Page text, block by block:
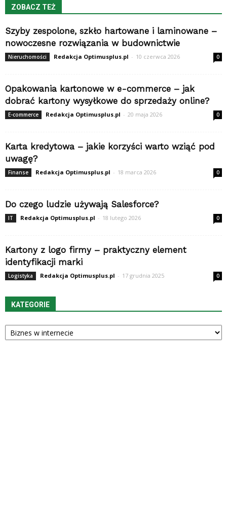
ZOBACZ TEŻ
Szyby zespolone, szkło hartowane i laminowane –
nowoczesne rozwiązania w budownictwie
Nieruchomości Redakcja Optimusplus.pl - 10 czerwca 2026 0
Opakowania kartonowe w e-commerce – jak
dobrać kartony wysyłkowe do sprzedaży online?
E-commerce Redakcja Optimusplus.pl - 20 maja 2026 0
Karta kredytowa – jakie korzyści warto wziąć pod
uwagę?
Finanse Redakcja Optimusplus.pl - 18 marca 2026 0
Do czego ludzie używają Salesforce?
IT Redakcja Optimusplus.pl - 18 lutego 2026 0
Kartony z logo firmy – praktyczny element
identyfikacji marki
Logistyka Redakcja Optimusplus.pl - 17 grudnia 2025 0
KATEGORIE
Kategorie